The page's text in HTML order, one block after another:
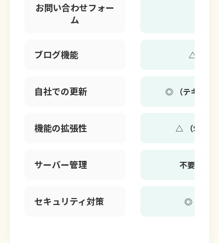
お問い合わせフォー
ム
ブログ機能 △ （簡
自社での更新 ◎ （テキスト
機能の拡張性 △ （Studio
サーバー管理 不要 （
セキュリティ対策 ◎（